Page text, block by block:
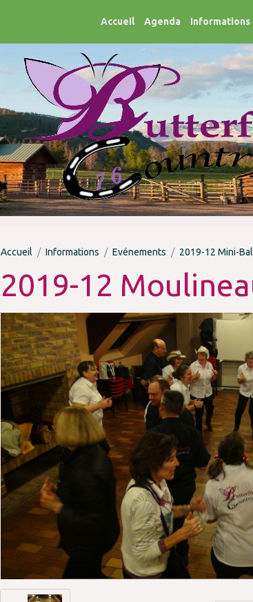
Accueil Agenda Informations
Accueil Informations Evénements 2019-12 Mini-
2019-12